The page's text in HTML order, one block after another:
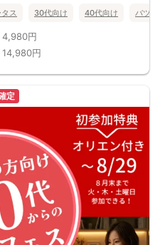
ス 30代向け 40代向け バツ
4,980円
14,980円
定